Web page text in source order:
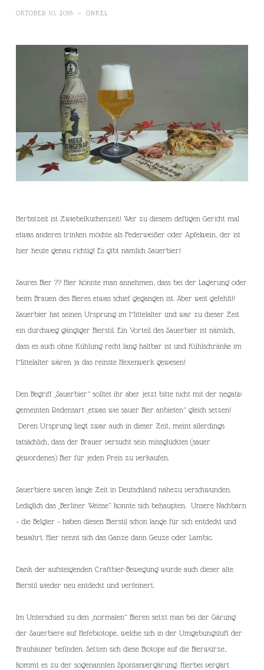
OKTOBER 10, 2016 ~ ONKEL
Herbstzeit ist Zwiebelkuchenzeit! Wer zu diesem deftigen Gericht mal
etwas anderes trinken möchte als Federweißer oder Apfelwein, der ist
hier heute genau richtig! Es gibt nämlich Sauerbier!
Saures Bier ?? Hier könnte man annehmen, dass bei der Lagerung oder
beim Brauen des Bieres etwas schief gegangen ist. Aber weit gefehlt!!
Sauerbier hat seinen Ursprung im Mittelalter und war zu dieser Zeit
ein durchweg gängiger Bierstil. Ein Vorteil des Sauerbier ist nämlich,
dass es auch ohne Kühlung recht lang haltbar ist und Kühlschränke im
Mittelalter wären ja das reinste Hexenwerk gewesen!
Den Begriff „Sauerbier“ solltet ihr aber jetzt bitte nicht mit der negativ
gemeinten Redensart „etwas wie sauer Bier anbieten“ gleich setzen!
Deren Ursprung liegt zwar auch in dieser Zeit, meint allerdings
tatsächlich, dass der Brauer versucht sein missglücktes (sauer
gewordenes) Bier für jeden Preis zu verkaufen.
Sauerbiere waren lange Zeit in Deutschland nahezu verschwunden.
Lediglich das „Berliner Weisse“ konnte sich behaupten. Unsere Nachbarn
– die Belgier – haben diesen Bierstil schon lange für sich entdeckt und
bewahrt. Hier nennt sich das Ganze dann Geuze oder Lambic.
Dank der aufsteigenden Craftbier-Bewegung wurde auch dieser alte
Bierstil wieder neu entdeckt und verfeinert.
Im Unterschied zu den „normalen“ Bieren setzt man bei der Gärung
der Sauerbiere auf Hefebiotope, welche sich in der Umgebungsluft der
Brauhäuser befinden. Setzen sich diese Biotope auf die Bierwürze,
kommt es zu der sogenannten Spontanvergärung. Hierbei vergärt